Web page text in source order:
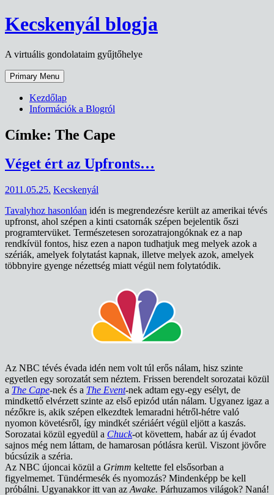
Skip
to
Kecskenyál blogja
A virtuális gondolataim gyűjtőhelye
Primary Menu
Kezdőlap
Információk a Blogról
Címke: The Cape
Véget ért az Upfronts…
2011.05.25. Kecskenyál
Tavalyhoz hasonlóan idén is megrendezésre került az amerikai tévés
upfronst, ahol szépen a kinti csatornák szépen bejelentik őszi
programtervüket. Természetesen sorozatrajongóknak ez a nap
rendkívül fontos, hisz ezen a napon tudhatjuk meg melyek azok a
szériák, amelyek folytatást kapnak, illetve melyek azok, amelyek
többnyire gyenge nézettség miatt végül nem folytatódik.
Az NBC tévés évada idén nem volt túl erős nálam, hisz szinte
egyetlen egy sorozatát sem néztem. Frissen berendelt sorozatai közül
a The Cape-nek és a The Event-nek adtam egy-egy esélyt, de
mindkettő elvérzett szinte az első epizód után nálam. Ugyanez igaz a
nézőkre is, akik szépen elkezdtek lemaradni hétről-hétre való
nyomon követésről, így mindkét szériáért végül eljött a kaszás.
Sorozatai közül egyedül a Chuck-ot követtem, habár az új évadot
sajnos még nem láttam, de hamarosan pótlásra kerül. Viszont jövőre
búcsúzik a széria.
Az NBC újoncai közül a Grimm keltette fel elsősorban a
figyelmemet. Tündérmesék és nyomozás? Mindenképp be kell
próbálni. Ugyanakkor itt van az Awake. Párhuzamos világok? Naná!